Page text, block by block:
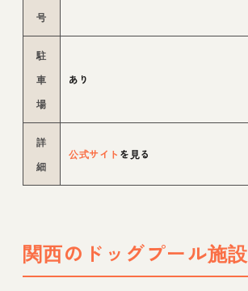
号
駐
車
場
あり
詳
細
公式サイト を見る
関西のドッグプール施設